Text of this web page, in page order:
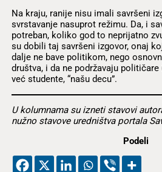
Na kraju, ranije nisu imali savršeni
svrstavanje nasuprot režimu. Da, i
potreban, koliko god to neprijatno
su dobili taj savršeni izgovor, onaj
dalje ne bave politikom, nego
društva, i da ne podržavaju
već studente, “našu decu”.
U kolumnama su izneti stavovi
nužno stavove uredništva portala
Podeli